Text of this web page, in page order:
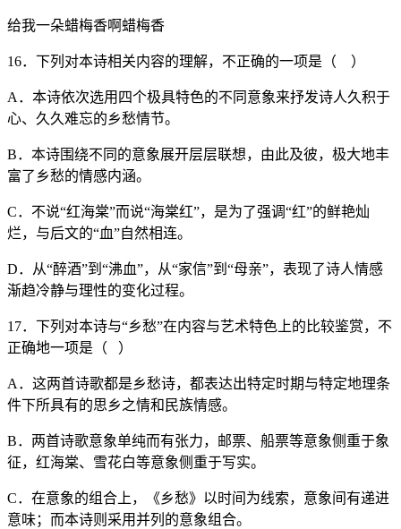
给我一朵蜡梅香啊蜡梅香
16．下列对本诗相关内容的理解，不正确的一项是（ ）
A．本诗依次选用四个极具特色的不同意象来抒发诗人久积于
心、久久难忘的乡愁情节。
B．本诗围绕不同的意象展开层层联想，由此及彼，极大地丰
富了乡愁的情感内涵。
C．不说“红海棠”而说“海棠红”，是为了强调“红”的鲜艳灿
烂，与后文的“血”自然相连。
D．从“醉酒”到“沸血”，从“家信”到“母亲”，表现了诗人情感
渐趋冷静与理性的变化过程。
17．下列对本诗与“乡愁”在内容与艺术特色上的比较鉴赏，不
正确地一项是（ ）
A．这两首诗歌都是乡愁诗，都表达出特定时期与特定地理条
件下所具有的思乡之情和民族情感。
B．两首诗歌意象单纯而有张力，邮票、船票等意象侧重于象
征，红海棠、雪花白等意象侧重于写实。
C．在意象的组合上，《乡愁》以时间为线索，意象间有递进
意味；而本诗则采用并列的意象组合。